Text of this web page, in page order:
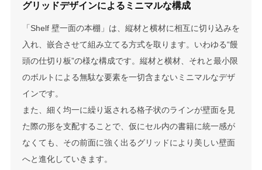
グリッドデザインによる ミニマルな構成
「Shelf 壁一面の本棚」は、縦材と横材に相互に切り込みを
入れ、嵌合させて組み立てる方式を取ります。いわゆる“饅
頭の仕切り板”の様な構成です。縦材と横材、それと最小限
のボルトによる無駄な要素を一切含まないミニマルなデザ
インです。
また、細く均一に繰り返される格子状のラインが壁面を見
た際の形を支配することで、仮にセル内の書籍に統一感が
なくても、その前面に強く出るグリッドにより美しい壁面
へと進化していきます。